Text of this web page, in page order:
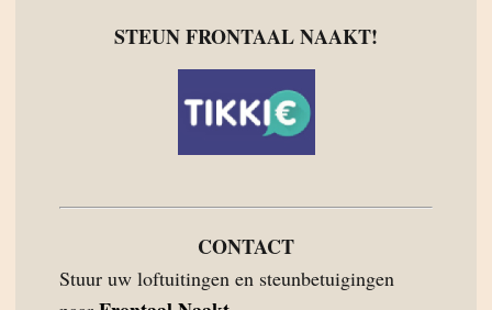
STEUN FRONTAAL NAAKT!
CONTACT
Stuur uw loftuitingen en steunbetuigingen